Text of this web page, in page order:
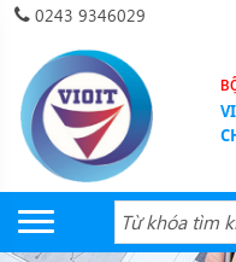
0243 9346029